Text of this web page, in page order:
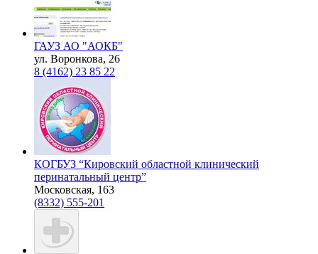
ГАУЗ АО "АОКБ"
ул. Воронкова, 26
8 (4162) 23 85 22
КОГБУЗ “Кировский областной клинический
перинатальный центр”
Московская, 163
(8332) 555-201